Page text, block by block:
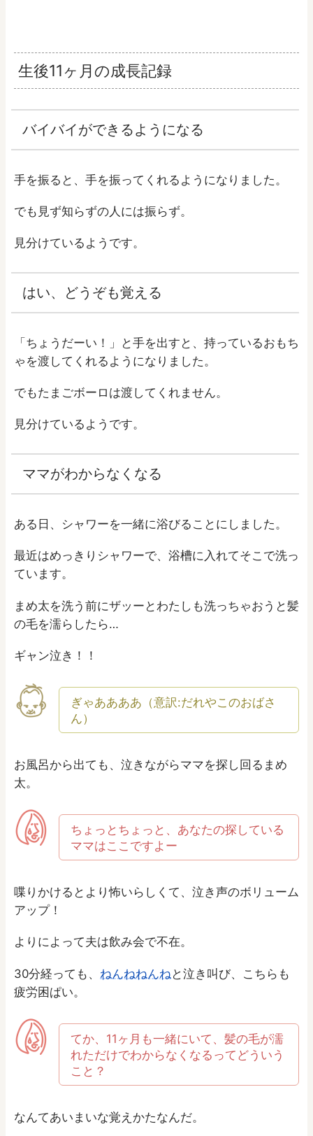
生後11ヶ月の成長記録
バイバイができるようになる
手を振ると、手を振ってくれるようになりました。
でも見ず知らずの人には振らず。
見分けているようです。
はい、どうぞも覚える
「ちょうだーい！」と手を出すと、持っているおもち
ゃを渡してくれるようになりました。
でもたまごボーロは渡してくれません。
見分けているようです。
ママがわからなくなる
ある日、シャワーを一緒に浴びることにしました。
最近はめっきりシャワーで、浴槽に入れてそこで洗っ
ています。
まめ太を洗う前にザッーとわたしも洗っちゃおうと髪
の毛を濡らしたら…
ギャン泣き！！
ぎゃああああ（意訳:だれやこのおばさ
ん）
お風呂から出ても、泣きながらママを探し回るまめ
太。
ちょっとちょっと、あなたの探している
ママはここですよー
喋りかけるとより怖いらしくて、泣き声のボリューム
アップ！
よりによって夫は飲み会で不在。
30分経っても、 ねんねねんね と泣き叫び、こちらも
疲労困ぱい。
てか、11ヶ月も一緒にいて、髪の毛が濡
れただけでわからなくなるってどういう
こと？
なんてあいまいな覚えかたなんだ。